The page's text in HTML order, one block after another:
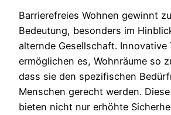
Barrierefreies Wohnen gewinnt
Bedeutung, besonders im
alternde Gesellschaft. Innovative
ermöglichen es, Wohnräume so
dass sie den spezifischen
Menschen gerecht werden.
bieten nicht nur erhöhte